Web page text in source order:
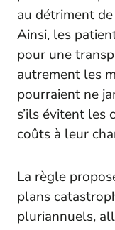
au détriment
Ainsi, les
pour une
autrement les
pourraient ne
s’ils évitent les
coûts à leur
La règle
plans
pluriannuels,